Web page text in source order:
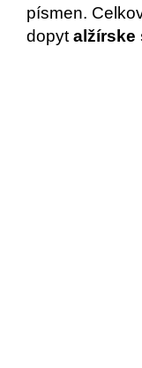
písmen.
dopyt alžírske